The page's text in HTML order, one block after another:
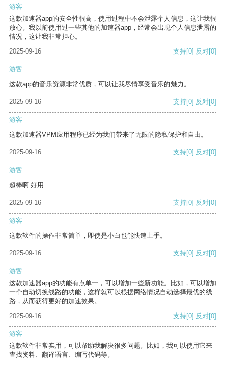
游客
这款加速器app的安全性很高，使用过程中不会泄露个人信息，这让我很
放心。我以前使用过一些其他的加速器app，经常会出现个人信息泄露的
情况，这让我非常担心。
2025-09-16
支持[0] 反对[0]
游客
这款app的音乐资源非常优质，可以让我尽情享受音乐的魅力。
2025-09-16 支持[0] 反对[0]
游客
这款加速器VPM应用程序已经为我们带来了无限的隐私保护和自由。
2025-09-16 支持[0] 反对[0]
游客
超棒啊 好用
2025-09-16 支持[0] 反对[0]
游客
这款软件的操作非常简单，即使是小白也能快速上手。
2025-09-16 支持[0] 反对[0]
游客
这款加速器app的功能有点单一，可以增加一些新功能。比如，可以增加
一个自动切换线路的功能，这样就可以根据网络情况自动选择最优的线
路，从而获得更好的加速效果。
2025-09-16
支持[0] 反对[0]
游客
这款软件非常实用，可以帮助我解决很多问题。比如，我可以使用它来
查找资料、翻译语言、编写代码等。